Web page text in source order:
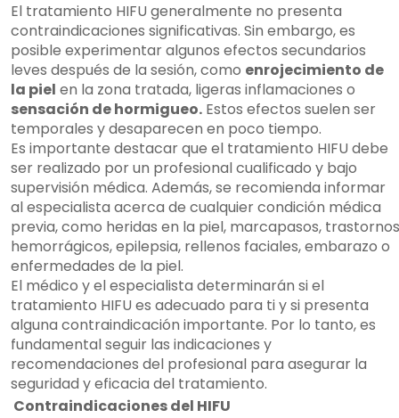
El tratamiento HIFU generalmente no presenta
contraindicaciones significativas. Sin embargo, es
posible experimentar algunos efectos secundarios
leves después de la sesión, como enrojecimiento de
la piel en la zona tratada, ligeras inflamaciones o
sensación de hormigueo. Estos efectos suelen ser
temporales y desaparecen en poco tiempo.
Es importante destacar que el tratamiento HIFU debe
ser realizado por un profesional cualificado y bajo
supervisión médica. Además, se recomienda informar
al especialista acerca de cualquier condición médica
previa, como heridas en la piel, marcapasos, trastornos
hemorrágicos, epilepsia, rellenos faciales, embarazo o
enfermedades de la piel.
El médico y el especialista determinarán si el
tratamiento HIFU es adecuado para ti y si presenta
alguna contraindicación importante. Por lo tanto, es
fundamental seguir las indicaciones y
recomendaciones del profesional para asegurar la
seguridad y eficacia del tratamiento.
Contraindicaciones del HIFU